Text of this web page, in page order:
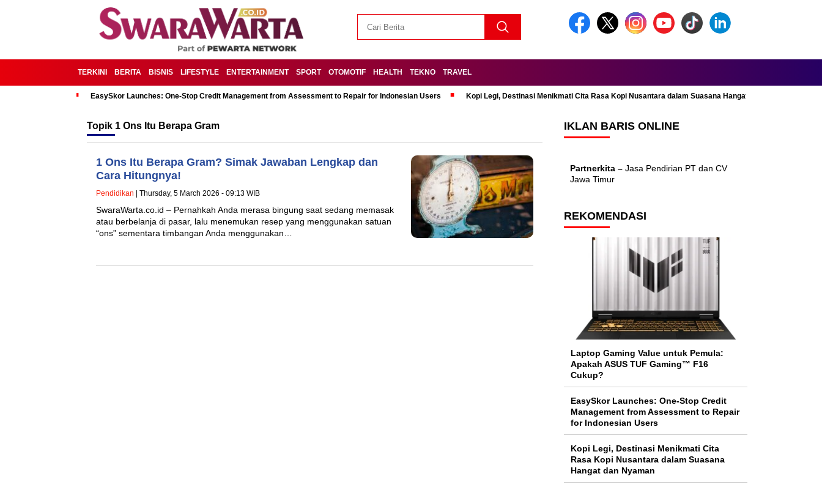
TERKINI BERITA BISNIS LIFESTYLE ENTERTAINMENT SPORT OTOMOTIF HEALTH TEKNO TRAVEL
EasySkor Launches: One-Stop Credit Management from Assessment to Repair for Indonesian Users Kopi Legi, Destinasi Menikmati Cita Rasa Kopi Nusantara dalam Suasana Hangat dan Nyaman
Topik 1 Ons Itu Berapa Gram
1 Ons Itu Berapa Gram? Simak Jawaban Lengkap dan
Cara Hitungnya!
Pendidikan | Thursday, 5 March 2026 - 09:13 WIB
SwaraWarta.co.id – Pernahkah Anda merasa bingung saat sedang memasak
atau berbelanja di pasar, lalu menemukan resep yang menggunakan satuan
“ons” sementara timbangan Anda menggunakan…
IKLAN BARIS ONLINE
Partnerkita – Jasa Pendirian PT dan CV
Jawa Timur
REKOMENDASI
Laptop Gaming Value untuk Pemula:
Apakah ASUS TUF Gaming™ F16
Cukup?
EasySkor Launches: One-Stop Credit
Management from Assessment to Repair
for Indonesian Users
Kopi Legi, Destinasi Menikmati Cita
Rasa Kopi Nusantara dalam Suasana
Hangat dan Nyaman